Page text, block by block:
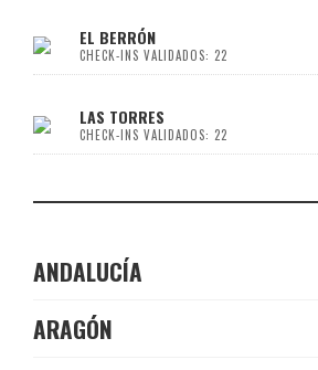
EL BERRÓN
CHECK-INS VALIDADOS: 22
LAS TORRES
CHECK-INS VALIDADOS: 22
ANDALUCÍA
ARAGÓN